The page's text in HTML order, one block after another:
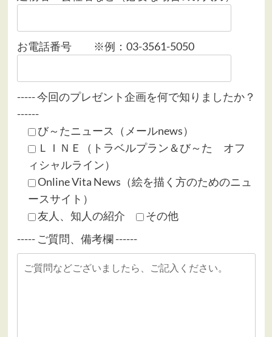
お電話番号 ※例：03-3561-5050
----- 今回のプレゼント企画を何で知りましたか？
------
び～たニュース（メールnews）
ＬＩＮＥ（トラベルプラン＆び～た オフ
ィシャルライン）
Online Vita News（絵を描く方のためのニュ
ースサイト）
友人、知人の紹介
その他
----- ご質問、備考欄 ------